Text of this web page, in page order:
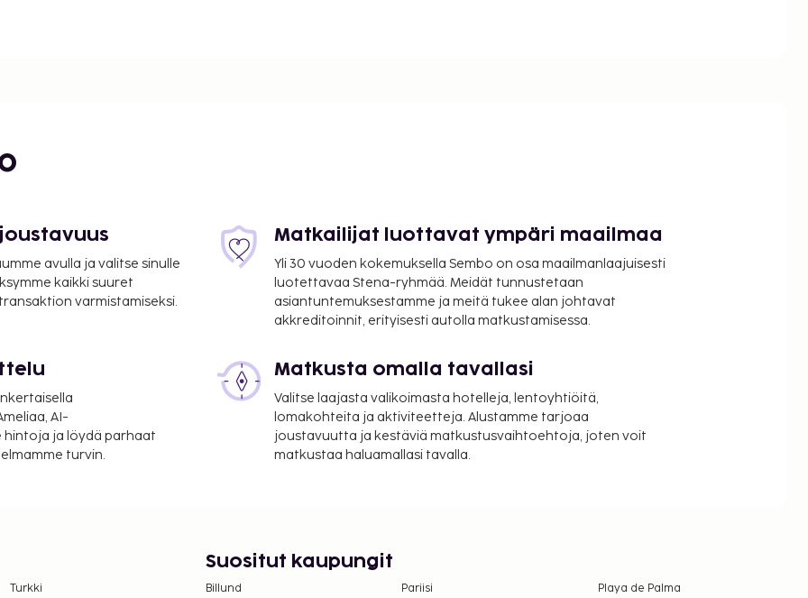
mi
ja
Hyödynnä
Beach Residence
Päätä päiväsi
avulla ja valitse sinulle
kaikki suuret
varmistamiseksi.
Matkailijat luottavat ympäri maailmaa
Yli 30 vuoden kokemuksella Sembo on osa maailmanlaajuisesti
luotettavaa Stena-ryhmää. Meidät tunnustetaan
asiantuntemuksestamme ja meitä tukee alan johtavat
akkreditoinnit, erityisesti autolla matkustamisessa.
AI-
ja löydä parhaat
turvin.
Matkusta omalla tavallasi
Valitse laajasta valikoimasta hotelleja, lentoyhtiöitä,
lomakohteita ja aktiviteetteja. Alustamme tarjoaa
joustavuutta ja kestäviä matkustusvaihtoehtoja, joten voit
matkustaa haluamallasi tavalla.
Turkki
Suositut kaupungit
Billund Pariisi
Playa de Palma